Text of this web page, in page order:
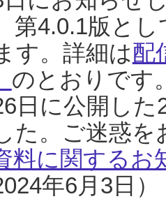
第4.0.1版と
す。詳細は配
のとおりです
日に公開し
た。ご迷惑
料に関するお
年6月3日）